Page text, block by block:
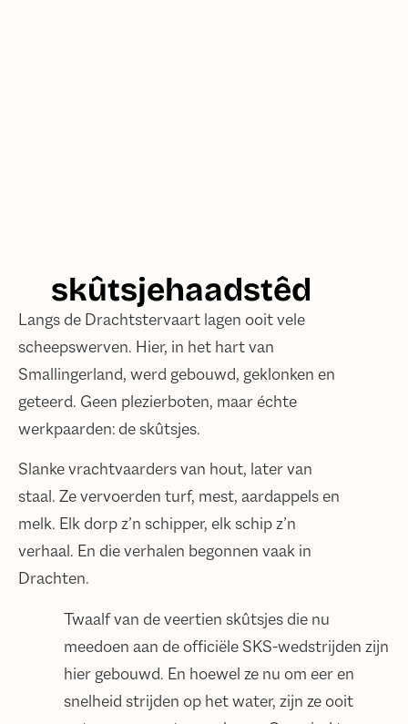
skûtsjehaadstêd
Langs de Drachtstervaart lagen ooit vele
scheepswerven. Hier, in het hart van
Smallingerland, werd gebouwd, geklonken en
geteerd. Geen plezierboten, maar échte
werkpaarden: de skûtsjes.
Slanke vrachtvaarders van hout, later van
staal. Ze vervoerden turf, mest, aardappels en
melk. Elk dorp z’n schipper, elk schip z’n
verhaal. En die verhalen begonnen vaak in
Drachten.
Twaalf van de veertien skûtsjes die nu
meedoen aan de officiële SKS-wedstrijden zijn
hier gebouwd. En hoewel ze nu om eer en
snelheid strijden op het water, zijn ze ooit